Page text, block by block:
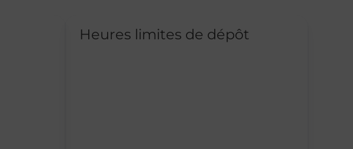
Heures limites de dépôt